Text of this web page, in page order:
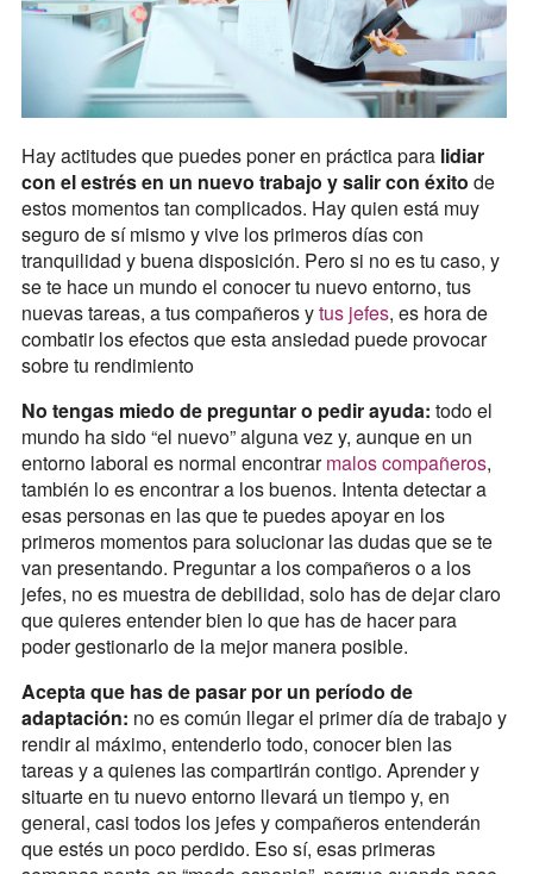
Hay actitudes que puedes poner en práctica paralidiar
con el estrés en un nuevo trabajo y salir con éxito de
estos momentos tan complicados. Hay quien está muy
seguro de sí mismo y vive los primeros días con
tranquilidad y buena disposición. Pero si no es tu caso, y
se te hace un mundo el conocer tu nuevo entorno, tus
nuevas tareas, a tus compañeros ytus jefes, es hora de
combatir los efectos que esta ansiedad puede provocar
sobre tu rendimiento
No tengas miedo de preguntar o pedir ayuda: todo el
mundo ha sido “el nuevo” alguna vez y, aunque en un
entorno laboral es normal encontrarmalos compañeros,
también lo es encontrar a los buenos. Intenta detectar a
esas personas en las que te puedes apoyar en los
primeros momentos para solucionar las dudas que se te
van presentando. Preguntar a los compañeros o a los
jefes, no es muestra de debilidad, solo has de dejar claro
que quieres entender bien lo que has de hacer para
poder gestionarlo de la mejor manera posible.
Acepta que has de pasar por un período de
adaptación: no es común llegar el primer día de trabajo y
rendir al máximo, entenderlo todo, conocer bien las
tareas y a quienes las compartirán contigo. Aprender y
situarte en tu nuevo entorno llevará un tiempo y, en
general, casi todos los jefes y compañeros entenderán
que estés un poco perdido. Eso sí, esas primeras